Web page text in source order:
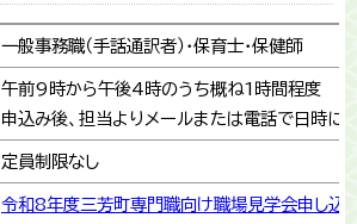
一般事務職（手話通訳者）・保育士・保健師
午前9時から午後4時のうち概ね1時間程度
申込み後、担当よりメールまたは電話で日時に
定員制限なし
令和8年度三芳町専門職向け職場見学会申し込み